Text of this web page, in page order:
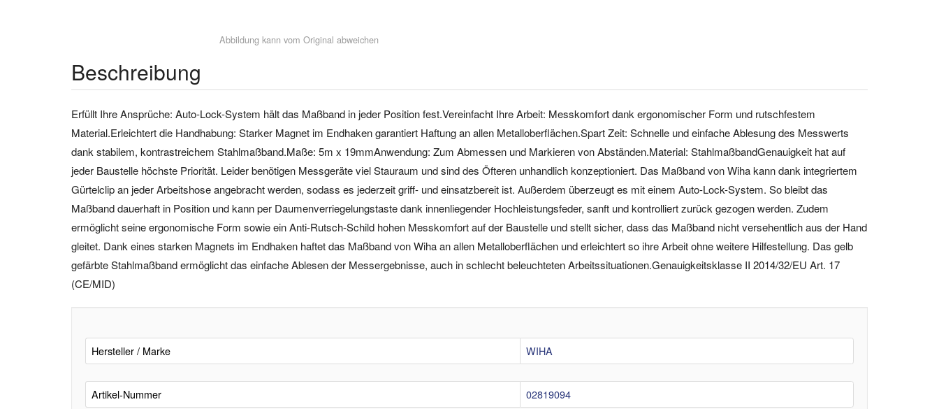
Abbildung kann vom Original abweichen
Beschreibung
Erfüllt Ihre Ansprüche: Auto-Lock-System hält das Maßband in jeder Position fest.Vereinfacht Ihre Arbeit: Messkomfort dank ergonomischer Form und rutschfestem
Material.Erleichtert die Handhabung: Starker Magnet im Endhaken garantiert Haftung an allen Metalloberflächen.Spart Zeit: Schnelle und einfache Ablesung des Messwerts
dank stabilem, kontrastreichem Stahlmaßband.Maße: 5m x 19mmAnwendung: Zum Abmessen und Markieren von Abständen.Material: StahlmaßbandGenauigkeit hat auf
jeder Baustelle höchste Priorität. Leider benötigen Messgeräte viel Stauraum und sind des Öfteren unhandlich konzeptioniert. Das Maßband von Wiha kann dank integriertem
Gürtelclip an jeder Arbeitshose angebracht werden, sodass es jederzeit griff- und einsatzbereit ist. Außerdem überzeugt es mit einem Auto-Lock-System. So bleibt das
Maßband dauerhaft in Position und kann per Daumenverriegelungstaste dank innenliegender Hochleistungsfeder, sanft und kontrolliert zurück gezogen werden. Zudem
ermöglicht seine ergonomische Form sowie ein Anti-Rutsch-Schild hohen Messkomfort auf der Baustelle und stellt sicher, dass das Maßband nicht versehentlich aus der Hand
gleitet. Dank eines starken Magnets im Endhaken haftet das Maßband von Wiha an allen Metalloberflächen und erleichtert so ihre Arbeit ohne weitere Hilfestellung. Das gelb
gefärbte Stahlmaßband ermöglicht das einfache Ablesen der Messergebnisse, auch in schlecht beleuchteten Arbeitssituationen.Genauigkeitsklasse II 2014/32/EU Art. 17
(CE/MID)
Hersteller / Marke WIHA
Artikel-Nummer 02819094